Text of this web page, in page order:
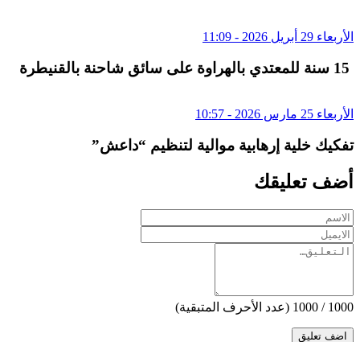
الأربعاء 29 أبريل 2026 - 11:09
الأربعاء 25 مارس 2026 - 10:57
تفكيك خلية إرهابية موالية لتنظيم “داعش”
أضف تعليقك
1000
/
1000 (عدد الأحرف المتبقية)